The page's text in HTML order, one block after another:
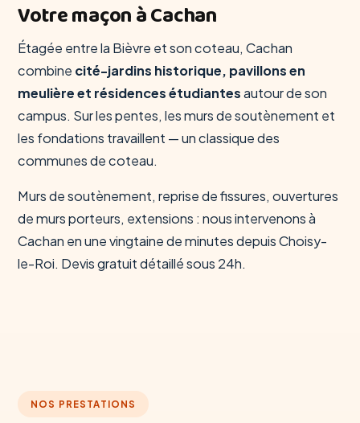
Votre maçon à Cachan
Étagée entre la Bièvre et son coteau, Cachan
combine cité-jardins historique, pavillons en
meulière et résidences étudiantesautour de son
campus. Sur les pentes, les murs de soutènement et
les fondations travaillent — un classique des
communes de coteau.
Murs de soutènement, reprise de fissures, ouvertures
de murs porteurs, extensions : nous intervenons à
Cachan en une vingtaine de minutes depuis Choisy-
le-Roi. Devis gratuit détaillé sous 24h.
NOS PRESTATIONS